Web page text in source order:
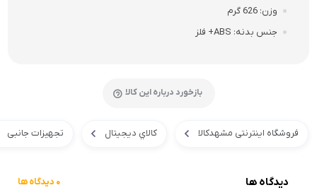
وزن 626 گرم
جنس بدنه ABS+ فلز
بازخورد درباره این کالا
فروشگاه اینترنتی مشهدکالا کالاي ديجيتال تجهیزات جانبی
دیدگاه ها 0 دیدگاه ها